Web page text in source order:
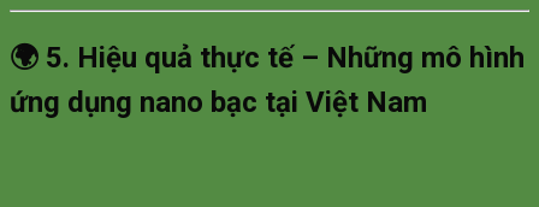
🌍 5. Hiệu quả thực tế – Những mô hình
ứng dụng nano bạc tại Việt Nam